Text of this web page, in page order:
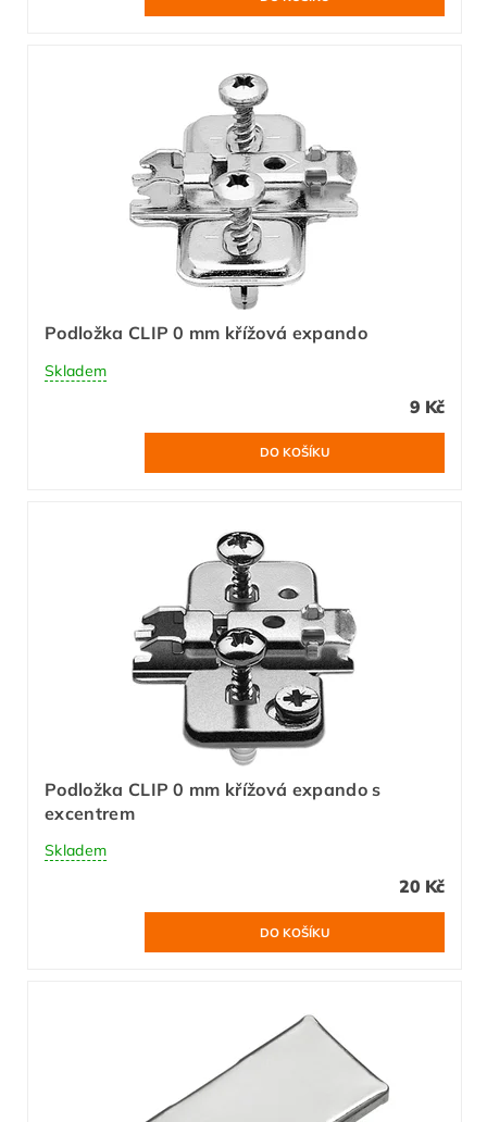
Podložka CLIP 0 mm křížová expando
Skladem
9 Kč
Podložka CLIP 0 mm křížová expando s
excentrem
Skladem
20 Kč